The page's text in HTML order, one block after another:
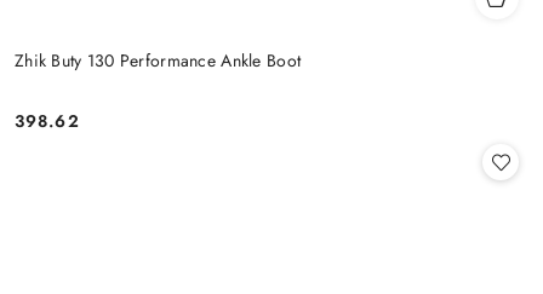
Zhik Buty 130 Performance Ankle Boot
Cena:
398.62